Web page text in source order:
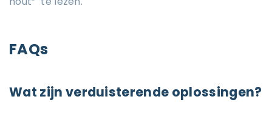
FAQs
Wat zijn verduisterende oplossingen?